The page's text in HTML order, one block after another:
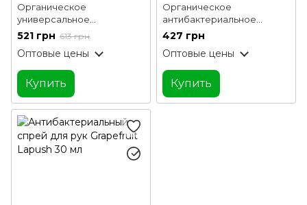
Органическое
универсальное
антибактериальное
средство SODASAN 500
мл
521 грн 613 грн
Оптовые цены
Купить
Органическое
антибактериальное
средство для рук
SODASAN 100 мл
427 грн
Оптовые цены
Купить